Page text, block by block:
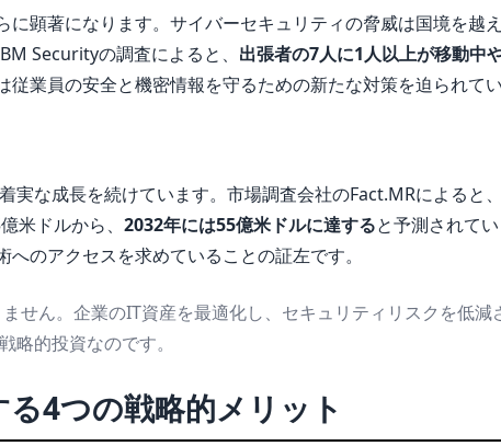
顕著になります。サイバーセキュリティの脅威は国境を越
Securityの調査によると、 出張者の7人に1人以上が移動中
従業員の安全と機密情報を守るための新たな対策を迫られてい
実な成長を続けています。市場調査会社のFact.MRによると
米ドルから、 2032年には55億米ドルに達すると予測されて
のアクセスを求めていることの証左です。
せん。企業のIT資産を最適化し、セキュリティリスクを低減
略的投資なのです。
4つの戦略的メリット